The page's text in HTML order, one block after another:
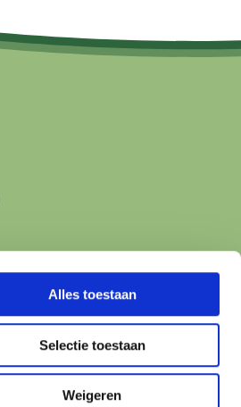
Alles toestaan
Selectie toestaan
Weigeren